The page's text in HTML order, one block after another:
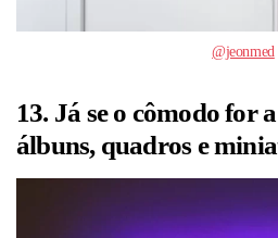
@jeonmed
13. Já se o cômodo for
álbuns, quadros e